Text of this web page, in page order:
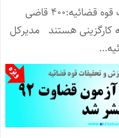
مدیرکل گزینش قضات قوه قضائیه:۴۰۰ قاضی
هستند مدیرکل